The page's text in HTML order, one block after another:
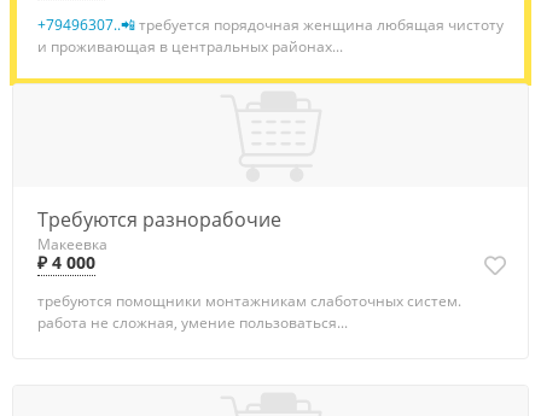
+79496307..📲требуется порядочная женщина любящая чистоту
и проживающая в центральных районах...
Требуются разнорабочие
Макеевка
₽ 4 000
требуются помощники монтажникам слаботочных систем.
работа не сложная, умение пользоваться...